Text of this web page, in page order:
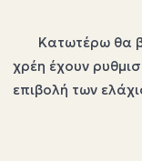
Κατωτέρω θα
χρέη έχουν
επιβολή των